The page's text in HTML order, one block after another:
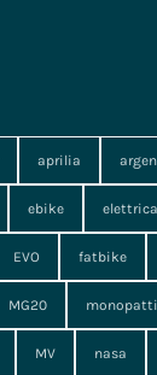
aprilia
ebike elettrica
EVO fatbike
MG20
MV nasa